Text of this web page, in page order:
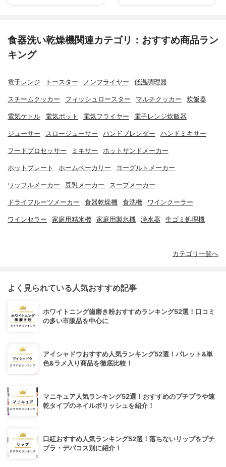
食器洗い乾燥機関連カテゴリ：おすすめ商品ラン
キング
電子レンジ トースター ノンフライヤー 低温調理器
スチームクッカー フィッシュロースター マルチクッカー 炊飯器
電気ケトル 電気ポット 電気フライヤー 電子レンジ炊飯器
ジューサー スロージューサー ハンドブレンダー ハンドミキサー
フードプロセッサー ミキサー ホットサンドメーカー
ホットプレート ホームベーカリー ヨーグルトメーカー
ワッフルメーカー 豆乳メーカー スープメーカー
ドライフルーツメーカー 食器乾燥機 食洗機 ワインクーラー
ワインセラー 家庭用精米機 家庭用製氷機 浄水器 生ゴミ処理機
カテゴリ一覧へ
よく見られている人気おすすめ記事
ホワイトニング歯磨き粉おすすめランキング52選！口コミ
の多い市販品を中心に
アイシャドウおすすめ人気ランキング52選！パレット&単
色&ラメ入り商品を徹底比較！
マニキュア人気ランキング52選！おすすめのプチプラや速
乾タイプのネイルポリッシュを紹介！
口紅おすすめ人気ランキング52選！落ちないリップをプチ
プラ・デパコス別に紹介！